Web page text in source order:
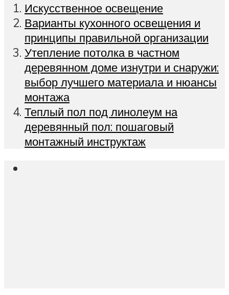
Искусственное освещение
Варианты кухонного освещения и
принципы правильной организации
Утепление потолка в частном
деревянном доме изнутри и снаружи:
выбор лучшего материала и нюансы
монтажа
Теплый пол под линолеум на
деревянный пол: пошаговый
монтажный инструктаж